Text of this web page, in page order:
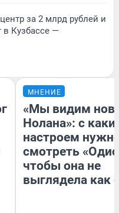
за 2 млрд рублей и
в Кузбассе —
МНЕНИЕ
«Мы видим
Нолана»: с
настроем
смотреть
чтобы она не
выглядела как